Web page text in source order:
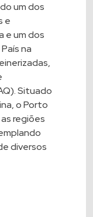
um dos
e
e um dos
na
Situado
o Porto
regiões
diversos